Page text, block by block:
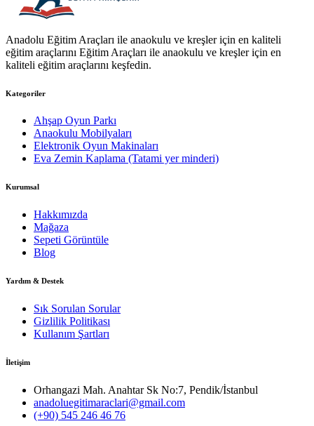
Anadolu Eğitim Araçları ile anaokulu ve kreşler için en kaliteli
eğitim araçlarını Eğitim Araçları ile anaokulu ve kreşler için en
kaliteli eğitim araçlarını keşfedin.
Kategoriler
Ahşap Oyun Parkı
Anaokulu Mobilyaları
Elektronik Oyun Makinaları
Eva Zemin Kaplama (Tatami yer minderi)
Kurumsal
Hakkımızda
Mağaza
Sepeti Görüntüle
Blog
Yardım & Destek
Sık Sorulan Sorular
Gizlilik Politikası
Kullanım Şartları
İletişim
Orhangazi Mah. Anahtar Sk No:7, Pendik/İstanbul
anadoluegitimaraclari@gmail.com
(+90) 545 246 46 76